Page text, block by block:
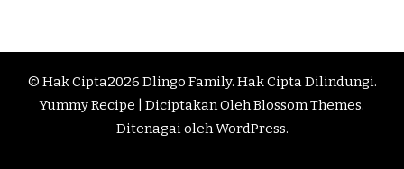
© Hak Cipta2026 Dlingo Family. Hak Cipta Dilindungi.
Yummy Recipe | Diciptakan OlehBlossom Themes.
Ditenagai olehWordPress.